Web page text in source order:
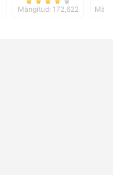
Mängitud: 172,622